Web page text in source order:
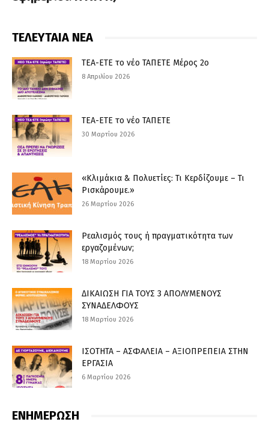
ΤΕΛΕΥΤΑΙΑ ΝΕΑ
ΤΕΑ-ΕΤΕ το νέο ΤΑΠΕΤΕ Μέρος 2ο
8 Απριλίου 2026
ΤΕΑ-ΕΤΕ το νέο ΤΑΠΕΤΕ
30 Μαρτίου 2026
«Κλιμάκια & Πολυετίες: Τι Κερδίζουμε – Τι
Ρισκάρουμε.»
26 Μαρτίου 2026
Ρεαλισμός τους ή πραγματικότητα των
εργαζομένων;
18 Μαρτίου 2026
ΔΙΚΑΙΩΣΗ ΓΙΑ ΤΟΥΣ 3 ΑΠΟΛΥΜΕΝΟΥΣ
ΣΥΝΑΔΕΛΦΟΥΣ
18 Μαρτίου 2026
ΙΣΟΤΗΤΑ – ΑΣΦΑΛΕΙΑ – ΑΞΙΟΠΡΕΠΕΙΑ ΣΤΗΝ
ΕΡΓΑΣΙΑ
6 Μαρτίου 2026
ΕΝΗΜΕΡΩΣΗ